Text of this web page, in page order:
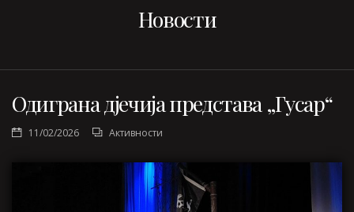
Новости
Одиграна дјечија представа „Гусар“
11/02/2026 Активности